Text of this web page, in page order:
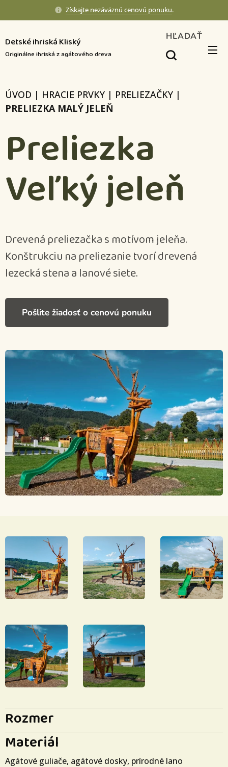
Získajte nezáväznú cenovú ponuku.
Detské ihriská Kliský
Originálne ihriská z agátového dreva
HĽADAŤ
ÚVOD | HRACIE PRVKY | PRELIEZAČKY |
PRELIEZKA MALÝ JELEŇ
Preliezka
Veľký jeleň
Drevená preliezačka s motívom jeleňa.
Konštrukciu na preliezanie tvorí drevená
lezecká stena a lanové siete.
Pošlite žiadosť o cenovú ponuku
Rozmer
Materiál
Agátové guliače, agátové dosky, prírodné lano